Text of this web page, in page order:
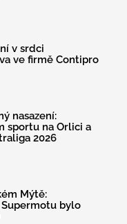
v srdci
ve firmě Contipro
nasazení:
sportu na Orlici a
2026
Mýtě:
bylo